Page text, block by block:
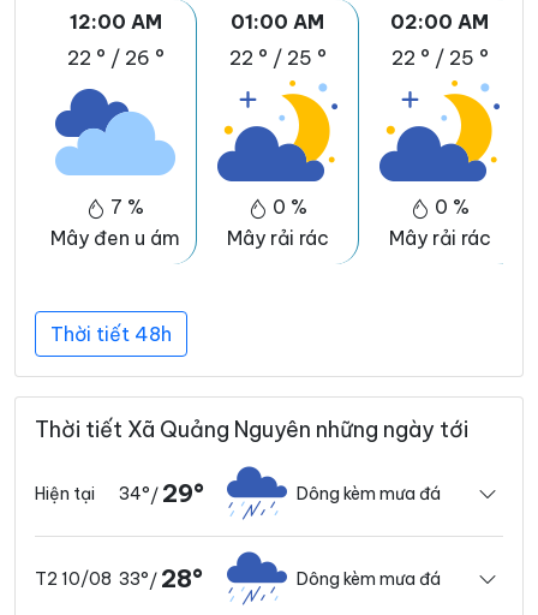
12:00 AM
22 ° / 26 °
7 %
Mây đen u ám
01:00 AM
22 ° / 25 °
0 %
Mây rải rác
02:00 AM
22 ° / 25 °
0 %
Mây rải rác
Thời tiết 48h
Thời tiết Xã Quảng Nguyên những ngày tới
Hiện tại 34°/ 29° Dông kèm mưa đá
T2 10/08 33°/ 28° Dông kèm mưa đá